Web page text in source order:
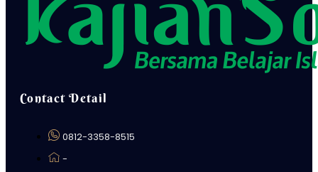
Contact Detail
0812-3358-8515
-